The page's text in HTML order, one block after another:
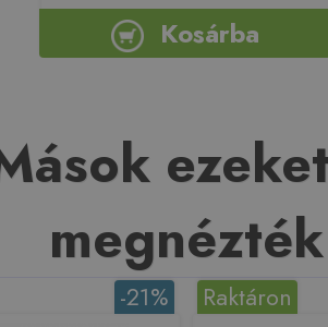
Kosárba
megnézték
-21% Raktáron